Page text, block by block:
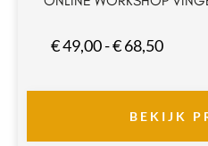
€49,00-€68,50
tot
€
BEKIJK